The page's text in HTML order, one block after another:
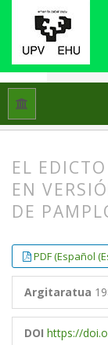
Hasiera
EL
EN
DE
PDF (Español
Argitaratua
DOI https://